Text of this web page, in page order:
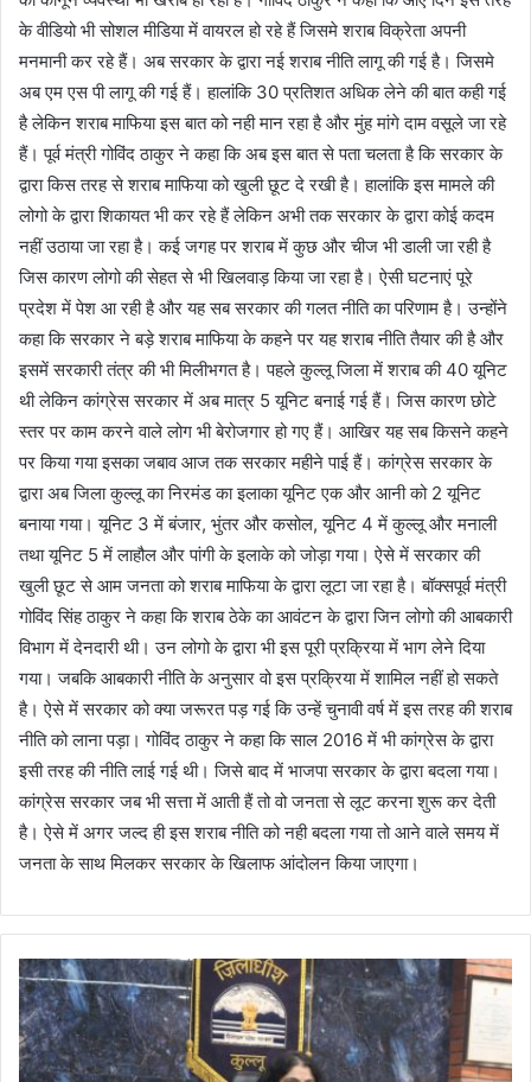
के वीडियो भी सोशल मीडिया में वायरल हो रहे हैं जिसमे शराब विक्रेता अपनी
मनमानी कर रहे हैं। अब सरकार के द्वारा नई शराब नीति लागू की गई है। जिसमे
अब एम एस पी लागू की गई हैं। हालांकि 30 प्रतिशत अधिक लेने की बात कही गई
है लेकिन शराब माफिया इस बात को नही मान रहा है और मुंह मांगे दाम वसूले जा रहे
हैं। पूर्व मंत्री गोविंद ठाकुर ने कहा कि अब इस बात से पता चलता है कि सरकार के
द्वारा किस तरह से शराब माफिया को खुली छूट दे रखी है। हालांकि इस मामले की
लोगो के द्वारा शिकायत भी कर रहे हैं लेकिन अभी तक सरकार के द्वारा कोई कदम
नहीं उठाया जा रहा है। कई जगह पर शराब में कुछ और चीज भी डाली जा रही है
जिस कारण लोगो की सेहत से भी खिलवाड़ किया जा रहा है। ऐसी घटनाएं पूरे
प्रदेश में पेश आ रही है और यह सब सरकार की गलत नीति का परिणाम है। उन्होंने
कहा कि सरकार ने बड़े शराब माफिया के कहने पर यह शराब नीति तैयार की है और
इसमें सरकारी तंत्र की भी मिलीभगत है। पहले कुल्लू जिला में शराब की 40 यूनिट
थी लेकिन कांग्रेस सरकार में अब मात्र 5 यूनिट बनाई गई हैं। जिस कारण छोटे
स्तर पर काम करने वाले लोग भी बेरोजगार हो गए हैं। आखिर यह सब किसने कहने
पर किया गया इसका जबाव आज तक सरकार महीने पाई हैं। कांग्रेस सरकार के
द्वारा अब जिला कुल्लू का निरमंड का इलाका यूनिट एक और आनी को 2 यूनिट
बनाया गया। यूनिट 3 में बंजार, भुंतर और कसोल, यूनिट 4 में कुल्लू और मनाली
तथा यूनिट 5 में लाहौल और पांगी के इलाके को जोड़ा गया। ऐसे में सरकार की
खुली छूट से आम जनता को शराब माफिया के द्वारा लूटा जा रहा है। बॉक्सपूर्व मंत्री
गोविंद सिंह ठाकुर ने कहा कि शराब ठेके का आवंटन के द्वारा जिन लोगो की आबकारी
विभाग में देनदारी थी। उन लोगो के द्वारा भी इस पूरी प्रक्रिया में भाग लेने दिया
गया। जबकि आबकारी नीति के अनुसार वो इस प्रक्रिया में शामिल नहीं हो सकते
है। ऐसे में सरकार को क्या जरूरत पड़ गई कि उन्हें चुनावी वर्ष में इस तरह की शराब
नीति को लाना पड़ा। गोविंद ठाकुर ने कहा कि साल 2016 में भी कांग्रेस के द्वारा
इसी तरह की नीति लाई गई थी। जिसे बाद में भाजपा सरकार के द्वारा बदला गया।
कांग्रेस सरकार जब भी सत्ता में आती हैं तो वो जनता से लूट करना शुरू कर देती
है। ऐसे में अगर जल्द ही इस शराब नीति को नही बदला गया तो आने वाले समय में
जनता के साथ मिलकर सरकार के खिलाफ आंदोलन किया जाएगा।